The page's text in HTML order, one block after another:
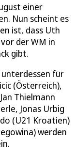
einer
Nun scheint es
ist, dass Uth
der WM in
gibt.
für
(Österreich),
Thielmann
Jonas Urbig
(U21 Kroatien)
werden